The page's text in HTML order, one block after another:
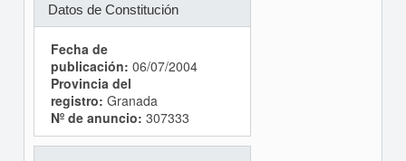
Datos de Constitución
Fecha de
publicación: 06/07/2004
Provincia del
registro: Granada
Nº de anuncio: 307333